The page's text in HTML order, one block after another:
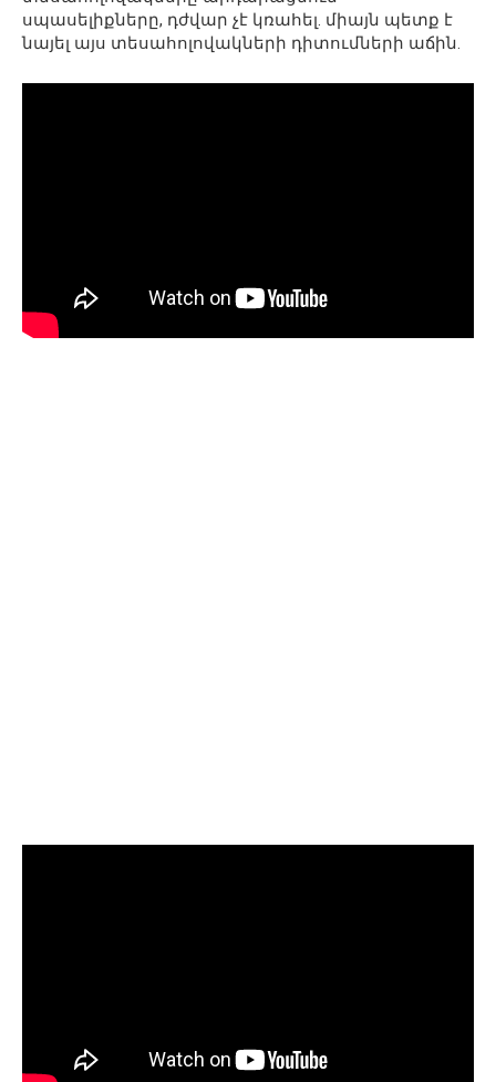
սպասելիքները, դժվար չէ կռահել. միայն պետք է
նայել այս տեսահոլովակների դիտումների աճին.